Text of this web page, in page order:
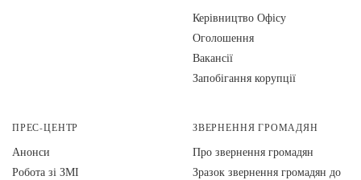
Керівництво Офісу
Оголошення
Вакансії
Запобігання корупції
ПРЕС-ЦЕНТР
Анонси
Робота зі ЗМІ
ЗВЕРНЕННЯ ГРОМАДЯН
Про звернення громадян
Зразок звернення громадян до